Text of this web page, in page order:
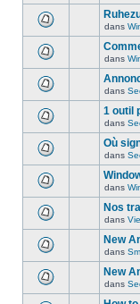
dans
dans
dans
1 outil
dans
Où
dans
dans
Nos
dans
New
dans
New
dans